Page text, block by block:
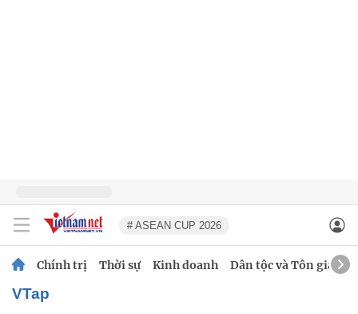
# ASEAN CUP 2026
Chính trị Thời sự Kinh doanh Dân tộc và Tôn giáo
VTap